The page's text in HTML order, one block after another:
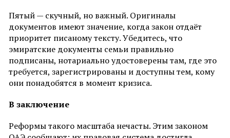
Пятый — скучный, но важный. Оригиналы
документов имеют значение, когда закон отдаёт
приоритет писаному тексту. Убедитесь, что
эмиратские документы семьи правильно
подписаны, нотариально удостоверены там, где это
требуется, зарегистрированы и доступны тем, кому
они понадобятся в момент кризиса.
В заключение
Реформы такого масштаба нечасты. Этим законом